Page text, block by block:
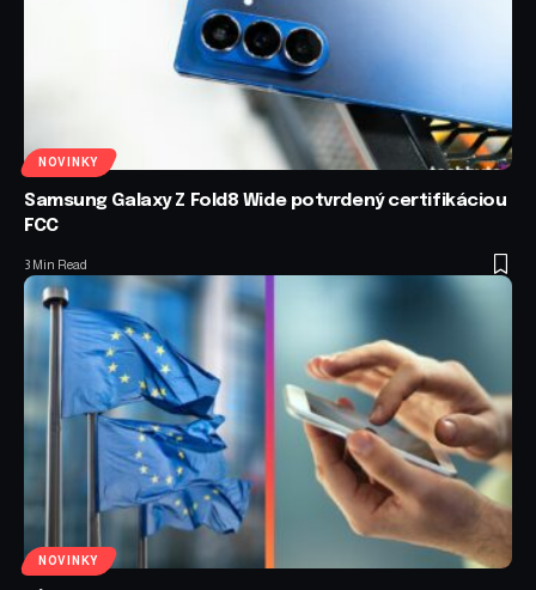
NOVINKY
Samsung Galaxy Z Fold8 Wide potvrdený certifikáciou
FCC
3 Min Read
NOVINKY